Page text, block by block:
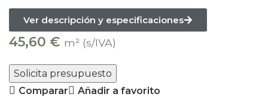
Ver descripción y especificaciones
45,60 € m² (s/IVA)
Solicita presupuesto
Comparar
Añadir a favorito